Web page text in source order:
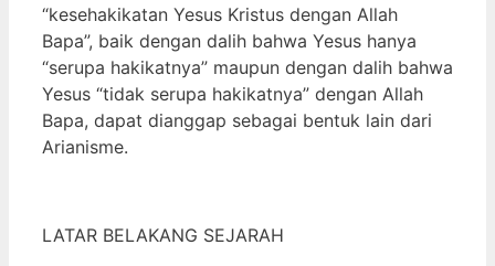
“kesehakikatan Yesus Kristus dengan Allah
Bapa”, baik dengan dalih bahwa Yesus hanya
“serupa hakikatnya” maupun dengan dalih bahwa
Yesus “tidak serupa hakikatnya” dengan Allah
Bapa, dapat dianggap sebagai bentuk lain dari
Arianisme.
LATAR BELAKANG SEJARAH